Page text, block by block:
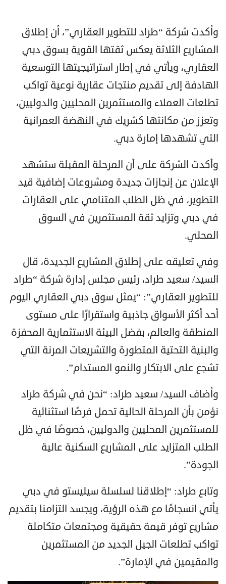
وأكدت شركة “طراد للتطوير العقاري”، أن إطلاق
المشاريع الثلاثة يعكس ثقتها القوية بسوق دبي
العقاري، ويأتي في إطار استراتيجيتها التوسعية
الهادفة إلى تقديم منتجات عقارية نوعية تواكب
تطلعات العملاء والمستثمرين المحليين والدوليين،
وتعزز من مكانتها كشريك في النهضة العمرانية
التي تشهدها إمارة دبي.
وأكدت الشركة على أن المرحلة المقبلة ستشهد
الإعلان عن إنجازات جديدة ومشروعات إضافية قيد
التطوير، في ظل الطلب المتنامي على العقارات
في دبي وتزايد ثقة المستثمرين في السوق
المحلي.
وفي تعليقه على إطلاق المشاريع الجديدة، قال
السيد/ سعيد طراد، رئيس مجلس إدارة شركة “طراد
للتطوير العقاري”: “يمثل سوق دبي العقاري اليوم
أحد أكثر الأسواق جاذبية واستقرارًا على مستوى
المنطقة والعالم، بفضل البيئة الاستثمارية المحفزة
والبنية التحتية المتطورة والتشريعات المرنة التي
تشجع على الابتكار والنمو المستدام”.
وأضاف السيد/ سعيد طراد: “نحن في شركة طراد
نؤمن بأن المرحلة الحالية تحمل فرصًا استثنائية
للمستثمرين المحليين والدوليين، خصوصًا في ظل
الطلب المتزايد على المشاريع السكنية عالية
الجودة”.
وتابع طراد: “إطلاقنا لسلسلة سيليستو في دبي
يأتي انسجامًا مع هذه الرؤية، ويجسد التزامنا بتقديم
مشاريع توفر قيمة حقيقية ومجتمعات متكاملة
تواكب تطلعات الجيل الجديد من المستثمرين
والمقيمين في الإمارة”.